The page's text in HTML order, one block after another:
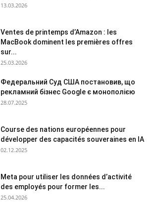
13.03.2026
Ventes de printemps d’Amazon : les
MacBook dominent les premières offres
sur...
25.03.2026
Федеральний Суд США постановив, що
рекламний бізнес Google є монополією
28.07.2025
Course des nations européennes pour
développer des capacités souveraines en IA
02.12.2025
Meta pour utiliser les données d’activité
des employés pour former les...
25.04.2026